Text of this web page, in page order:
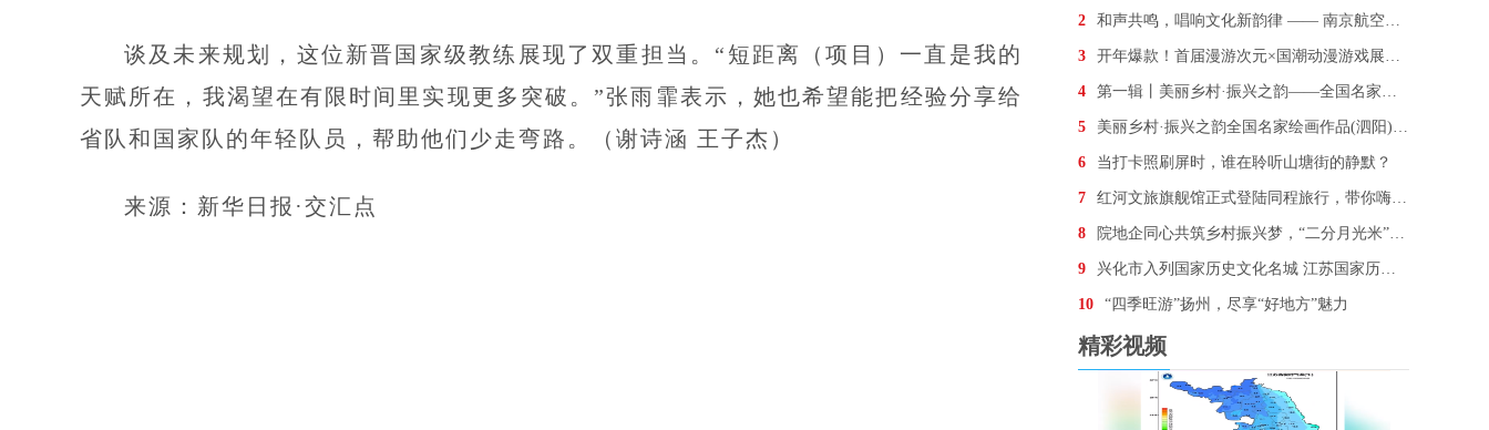
谈及未来规划，这位新晋国家级教练展现了双重担当。“短距离（项目）一直是我的
天赋所在，我渴望在有限时间里实现更多突破。”张雨霏表示，她也希望能把经验分享给
省队和国家队的年轻队员，帮助他们少走弯路。（谢诗涵 王子杰）
来源：新华日报·交汇点
2 和声共鸣，唱响文化新韵律 —— 南京航空航天大学鹰
3 开年爆款！首届漫游次元×国潮动漫游戏展圆满收官
4 第一辑丨美丽乡村·振兴之韵——全国名家绘画作品(泗
5 美丽乡村·振兴之韵全国名家绘画作品(泗阳)邀请展开
6 当打卡照刷屏时，谁在聆听山塘街的静默？
7 红河文旅旗舰馆正式登陆同程旅行，带你嗨翻“最云南”
8 院地企同心共筑乡村振兴梦，“二分月光米”引领绿色发
9 兴化市入列国家历史文化名城 江苏国家历史文化名城数
10 “四季旺游”扬州，尽享“好地方”魅力
精彩视频